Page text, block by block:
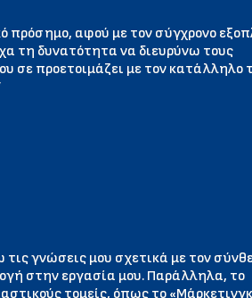
πρόσημο, αφού με τον σύγχρονο
τη δυνατότητα να διευρύνω τους
σε προετοιμάζει με τον κατάλληλο
γνώσεις μου σχετικά με τον
στην εργασία μου. Παράλληλα, το
τομείς, όπως το «Μάρκετινγκ